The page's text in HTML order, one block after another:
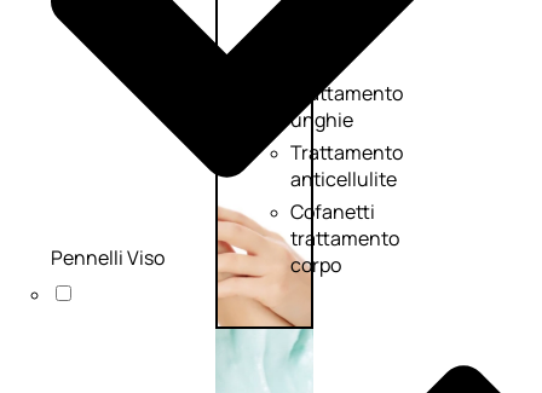
Trattamento
unghie
Trattamento
anticellulite
Cofanetti
trattamento
corpo
Pennelli Viso